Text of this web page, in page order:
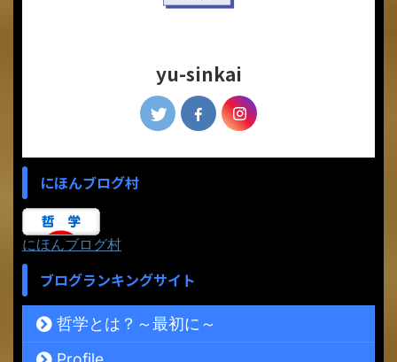
yu-sinkai
にほんブログ村
にほんブログ村
ブログランキングサイト
哲学とは？～最初に～